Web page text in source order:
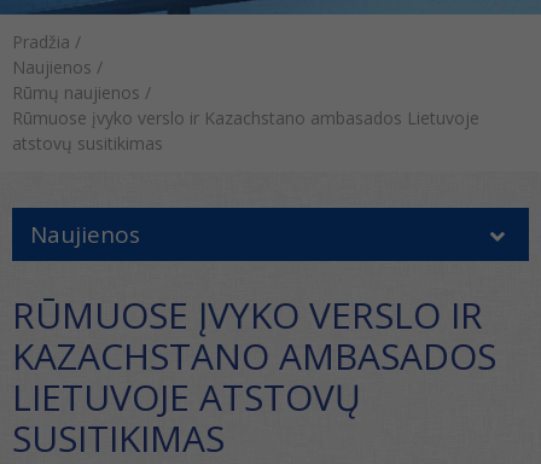
Pradžia /
Naujienos /
Rūmų naujienos /
Rūmuose įvyko verslo ir Kazachstano ambasados Lietuvoje
atstovų susitikimas
Naujienos
RŪMUOSE ĮVYKO VERSLO IR
KAZACHSTANO AMBASADOS
LIETUVOJE ATSTOVŲ
SUSITIKIMAS